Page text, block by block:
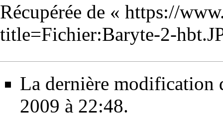
Récupérée de « https://
title=Fichier:Baryte-2-
La dernière modification
2009 à 22:48.